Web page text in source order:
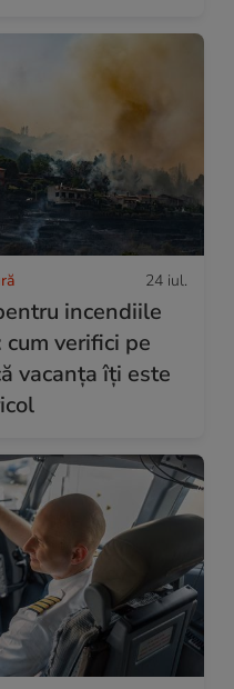
24 iul.
incendiile
cum verifici pe
vacanța îți este